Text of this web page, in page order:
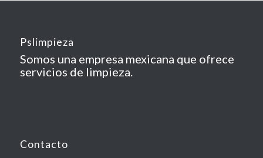
Pslimpieza
Somos una empresa mexicana que ofrece
servicios de limpieza.
Contacto